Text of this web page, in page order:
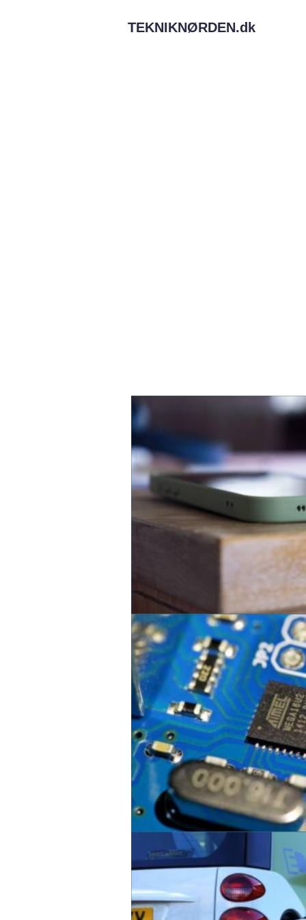
TEKNIKNØRDEN.dk